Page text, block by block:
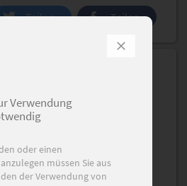
Verwendung
oder einen
müssen Sie aus
der Verwendung von
Teilen
Teilen